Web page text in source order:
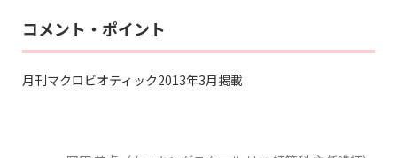
コメント・ポイント
月刊マクロビオティック2013年3月掲載